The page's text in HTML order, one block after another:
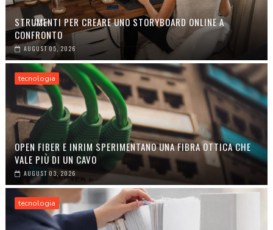
STRUMENTI PER CREARE UNO STORYBOARD ONLINE A
CONFRONTO
AUGUST 05, 2026
tecnologia
OPEN FIBER E INRIM SPERIMENTANO UNA FIBRA OTTICA CHE
VALE PIÙ DI UN CAVO
AUGUST 03, 2026
tecnologia